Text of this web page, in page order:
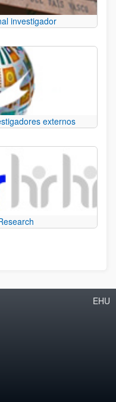
investigador
externos
EHU